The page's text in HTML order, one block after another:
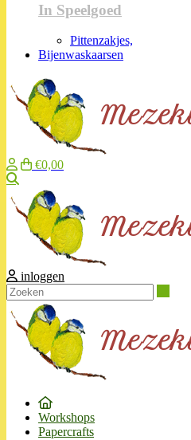
In Speelgoed
Pittenzakjes,
Bijenwaskaarsen
€0,00
inloggen
Workshops
Papercrafts